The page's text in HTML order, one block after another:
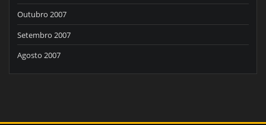
Outubro 2007
Setembro 2007
Agosto 2007